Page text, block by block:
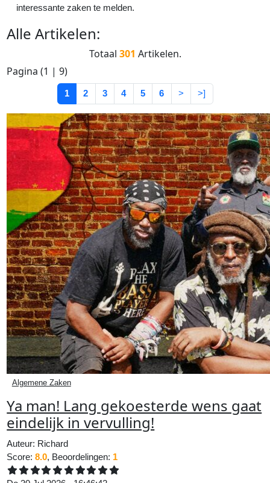
interessante zaken te melden.
AlleArtikelen:
Totaal 301 Artikelen.
Pagina (1 |9)
1 2 3 4 5 6 > >]
Algemene Zaken
Ya man! Lang gekoesterde wens gaat
eindelijk in vervulling!
Auteur: Richard
Score:8.0, Beoordelingen: 1